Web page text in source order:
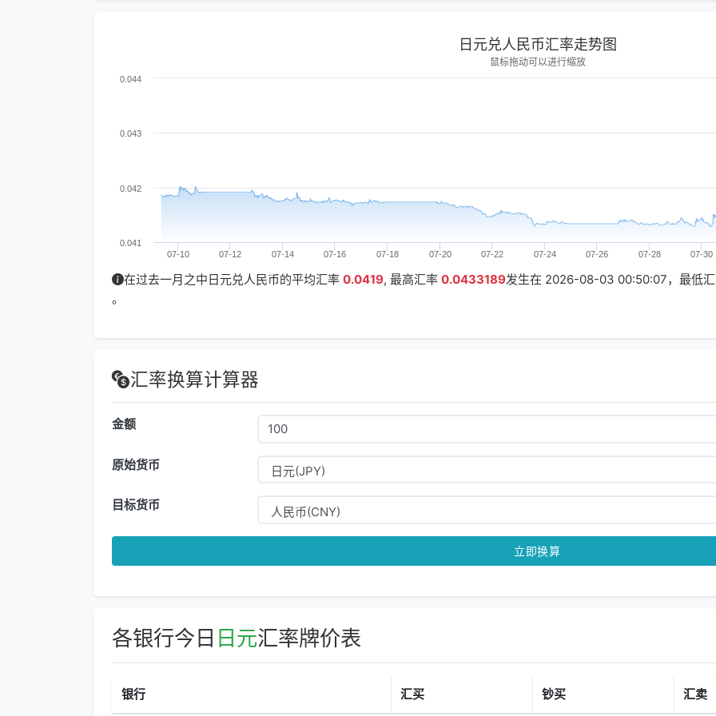
日元兑人民币汇率走势图
鼠标拖动可以进行缩放
07-10 07-12 07-14 07-16 07-18 07-20 07-22 07-24 07-26 07-28 07-30
0.041
0.042
0.043
0.044
在过去一月之中日元兑人民币的平均汇率 0.0419, 最高汇率 0.0433189发生在 2026-08-03 00:50:07，最低
。
汇率换算计算器
金额
原始货币
目标货币
立即换算
各银行今日 日元汇率牌价表
银行 汇买 钞买 汇卖